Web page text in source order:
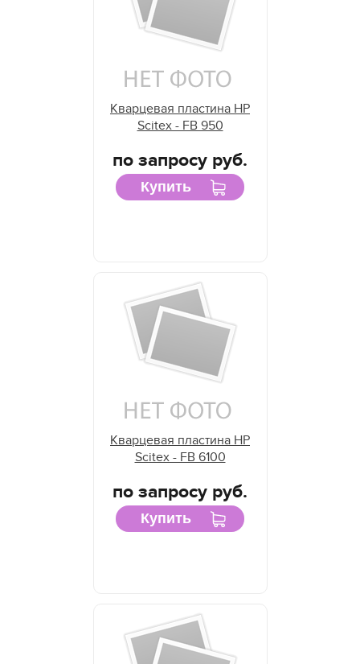
Кварцевая пластина HP
Scitex - FB 950
по запросу руб.
Купить
Кварцевая пластина HP
Scitex - FB 6100
по запросу руб.
Купить